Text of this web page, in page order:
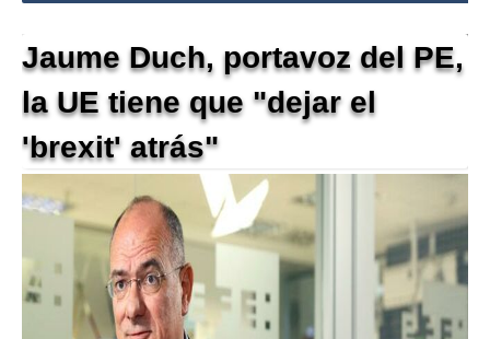
Jaume Duch, portavoz del PE,
la UE tiene que "dejar el
'brexit' atrás"